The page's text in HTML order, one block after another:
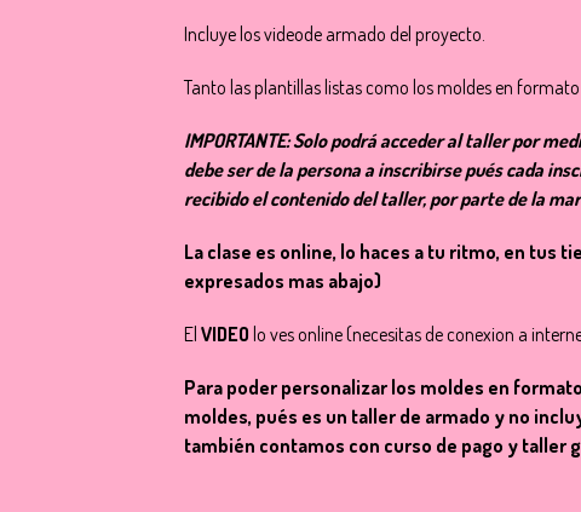
Incluye los videode armado del proyecto.
Tanto las plantillas listas como los moldes en
IMPORTANTE: Solo podrá acceder al taller por
debe ser de la persona a inscribirse pués cada
recibido el contenido del taller, por parte de la
La clase es online, lo haces a tu ritmo, en tus
expresados mas abajo)
ElVIDEO lo ves online (necesitas de conexion a
Para poder personalizar los moldes en
moldes, pués es un taller de armado y no
también contamos con curso de pago y taller